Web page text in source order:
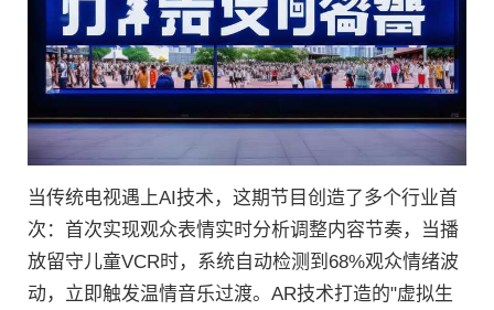
当传统电视遇上AI技术，这期节目创造了多个行业首
次：首次实现观众表情实时分析调整内容节奏，当播
放留守儿童VCR时，系统自动检测到68%观众情绪波
动，立即触发温情音乐过渡。AR技术打造的"虚拟生